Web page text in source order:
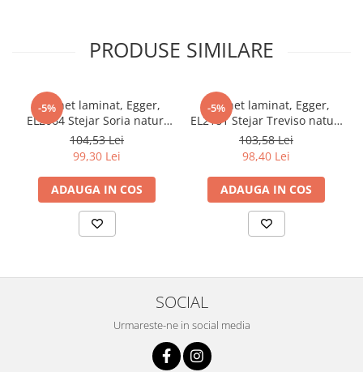
PRODUSE SIMILARE
-5%
Parchet laminat, Egger,
EL2064 Stejar Soria natur,
10 mm, 4V, AQ24, Be
Simplistic 2
104,53 Lei
99,30 Lei
ADAUGA IN COS
-5%
Parchet laminat, Egger,
EL2181 Stejar Treviso natur,
10 mm, 4V, AQ24, Live
Natural 2
103,58 Lei
98,40 Lei
ADAUGA IN COS
SOCIAL
Urmareste-ne in social media